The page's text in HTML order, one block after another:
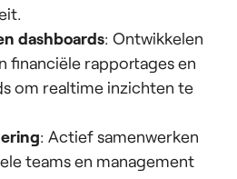
dashboards: Ontwikkelen
financiële rapportages en
om realtime inzichten te
: Actief samenwerken
teams en management